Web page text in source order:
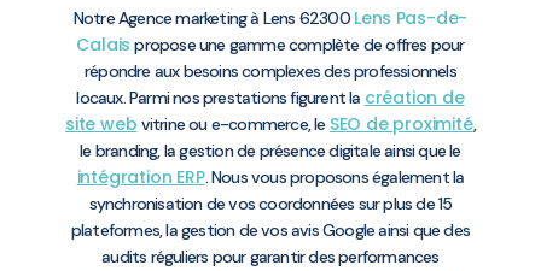
Notre Agence marketing à Lens 62300 Lens Pas-de-
Calais propose une gamme complète de offres pour
répondre aux besoins complexes des professionnels
locaux. Parmi nos prestations figurent la création de
site web vitrine ou e-commerce, le SEO de proximité,
le branding, la gestion de présence digitale ainsi que le
intégration ERP. Nous vous proposons également la
synchronisation de vos coordonnées sur plus de 15
plateformes, la gestion de vos avis Google ainsi que des
audits réguliers pour garantir des performances